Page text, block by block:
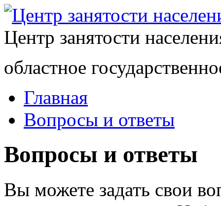
Центр занятости
областное
Главная
Вопросы и ответы
Вопросы и ответы
Вы можете задать свои